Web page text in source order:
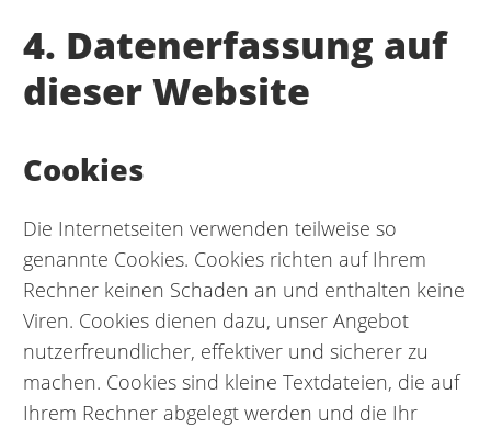
4. Datenerfassung auf
dieser Website
Cookies
Die Internetseiten verwenden teilweise so
genannte Cookies. Cookies richten auf Ihrem
Rechner keinen Schaden an und enthalten keine
Viren. Cookies dienen dazu, unser Angebot
nutzerfreundlicher, effektiver und sicherer zu
machen. Cookies sind kleine Textdateien, die auf
Ihrem Rechner abgelegt werden und die Ihr